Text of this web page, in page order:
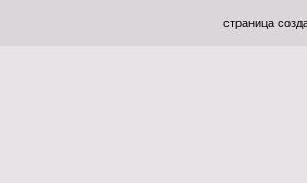
страница